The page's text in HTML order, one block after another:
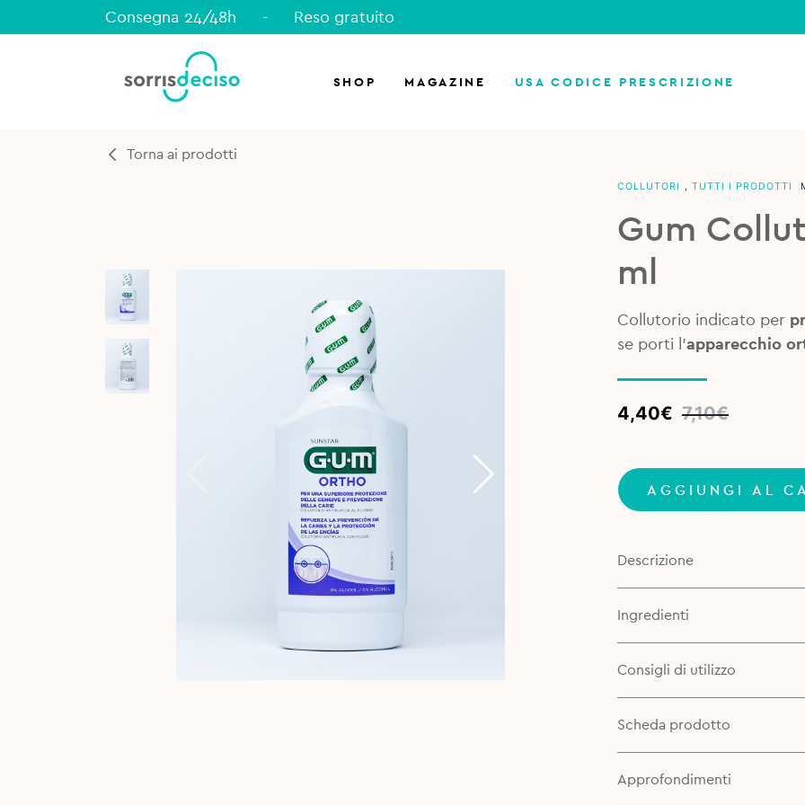
Consegna 24/48h - Reso gratuito
SHOP MAGAZINE USA CODICE PRESCRIZIONE
Torna ai prodotti
COLLUTORI , TUTTI I PRODOTTI
Gum
ml
Collutorio indicato per
se porti l’apparecchio
7,10€
Original
7,10€.
4,40€
Current
4,40€.
AGGIUNGI AL
Descrizione
Ingredienti
Consigli di utilizzo
Scheda prodotto
Approfondimenti